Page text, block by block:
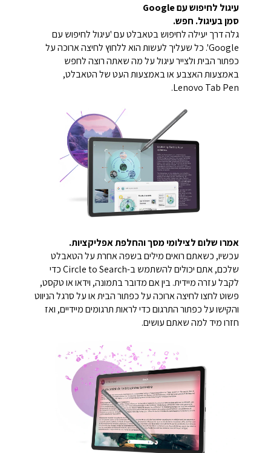
עיגול לחיפוש עם Google
סמן בעיגול. חפש.
גלה דרך יעילה לחיפוש בטאבלט עם 'עיגול לחיפוש עם
Google'. כל שעליך לעשות הוא ללחוץ לחיצה ארוכה על
כפתור הבית ולצייר עיגול על מה שאתה רוצה לחפש
באמצעות האצבע או באמצעות העט של הטאבלט,
Lenovo Tab Pen.
אמרו שלום לצילומי מסך והחלפת אפליקציות.
עכשיו, כשאתם רואים מילים בשפה אחרת על הטאבלט
שלכם, אתם יכולים להשתמש ב-Circle to Search כדי
לקבל עזרה מיידית.בין אם מדובר בתמונה, וידאו או טקסט,
פשוט לחצו לחיצה ארוכה על כפתור הבית או על סרגל הניווט
והקישו על כפתור התרגום כדי לראות תרגומים מיידיים, ואז
חזרו מיד למה שאתם עושים.